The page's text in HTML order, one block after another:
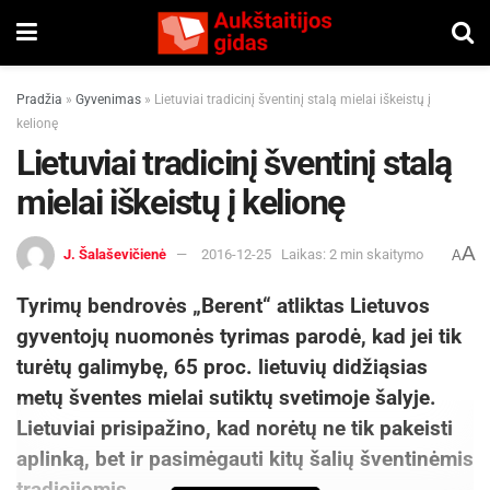
Pradžia » Gyvenimas » Lietuviai tradicinį šventinį stalą mielai iškeistų į
kelionę
Lietuviai tradicinį šventinį stalą
mielai iškeistų į kelionę
J. Šalaševičienė 2016-12-25 Laikas: 2 min skaitymo AA
Tyrimų bendrovės „Berent“ atliktas Lietuvos
gyventojų nuomonės tyrimas parodė, kad jei tik
turėtų galimybę, 65 proc. lietuvių didžiąsias
metų šventes mielai sutiktų svetimoje šalyje.
Lietuviai prisipažino, kad norėtų ne tik pakeisti
aplinką, bet ir pasimėgauti kitų šalių šventinėmis